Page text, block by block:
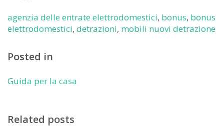
agenzia delle entrate elettrodomestici, bonus, bonus
elettrodomestici, detrazioni, mobili nuovi detrazione
Posted in
Guida per la casa
Related posts